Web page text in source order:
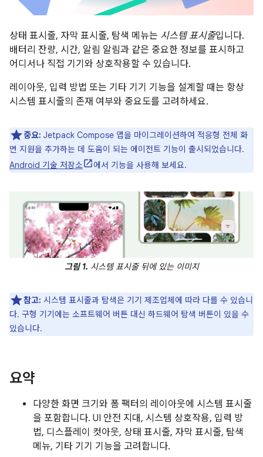
상태 표시줄, 자막 표시줄, 탐색 메뉴는 시스템 표시줄입니다.
배터리 잔량, 시간, 알림 알림과 같은 중요한 정보를 표시하고
어디서나 직접 기기와 상호작용할 수 있습니다.
레이아웃, 입력 방법 또는 기타 기기 기능을 설계할 때는 항상
시스템 표시줄의 존재 여부와 중요도를 고려하세요.
중요: Jetpack Compose 앱을 마이그레이션하여 적응형 전체 화
면 지원을 추가하는 데 도움이 되는 에이전트 기능이 출시되었습니다.
Android 기술 저장소
에서 기능을 사용해 보세요.
그림 1. 시스템 표시줄 뒤에 있는 이미지
참고: 시스템 표시줄과 탐색은 기기 제조업체에 따라 다를 수 있습니
다. 구형 기기에는 소프트웨어 버튼 대신 하드웨어 탐색 버튼이 있을 수
있습니다.
요약
다양한 화면 크기와 폼 팩터의 레이아웃에 시스템 표시줄
을 포함합니다. UI 안전 지대, 시스템 상호작용, 입력 방
법, 디스플레이 컷아웃, 상태 표시줄, 자막 표시줄, 탐색
메뉴, 기타 기기 기능을 고려합니다.